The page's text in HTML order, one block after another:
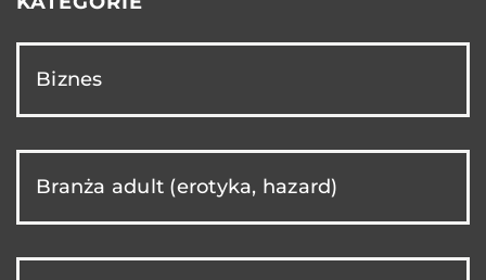
Biznes
Branża adult (erotyka, hazard)